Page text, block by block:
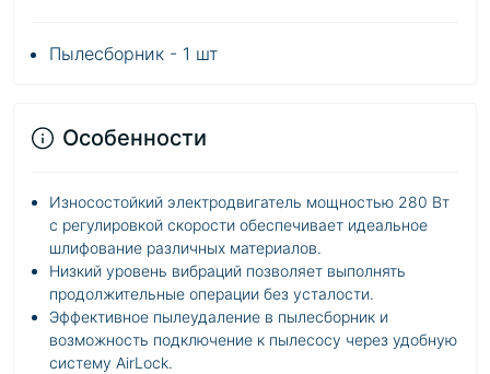
Пылесборник - 1 шт
Особенности
Износостойкий электродвигатель мощностью 280 Вт
с регулировкой скорости обеспечивает идеальное
шлифование различных материалов.
Низкий уровень вибраций позволяет выполнять
продолжительные операции без усталости.
Эффективное пылеудаление в пылесборник и
возможность подключение к пылесосу через удобную
систему AirLock.